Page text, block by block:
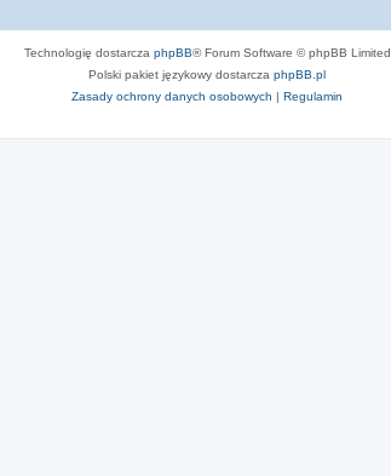
Technologię dostarcza phpBB® Forum Software © phpBB Limited
Polski pakiet językowy dostarcza phpBB.pl
Zasady ochrony danych osobowych | Regulamin